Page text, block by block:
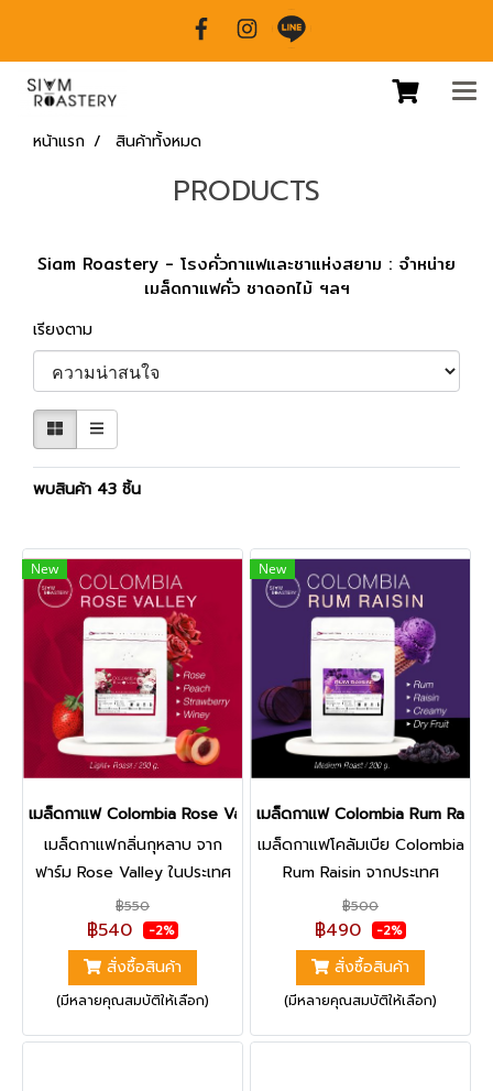
หน้าแรก สินค้าทั้งหมด
PRODUCTS
Siam Roastery - โรงคั่วกาแฟและชาแห่งสยาม : จำหน่าย
เมล็ดกาแฟคั่ว ชาดอกไม้ ฯลฯ
เรียงตาม
พบสินค้า 43 ชิ้น
New
เมล็ดกาแฟ Colombia Rose Valley - 200 g.
เมล็ดกาแฟกลิ่นกุหลาบ จาก
ฟาร์ม Rose Valley ในประเทศ
โคลัมเบีย สายพันธุ์ Caturra
ผ่านกระบวนการหมักด้วย
เอนไซม์ Anaerobic Enzyme
นำมาคั่วอ่อน Light Roast ทำให้
ได้รสชาติกาแฟโทนหอม หวาน
กลิ่นกุหลาบ สตรอว์เบอร์รี่ พีช
฿550
฿540 -2%
สั่งซื้อสินค้า
(มีหลายคุณสมบัติให้เลือก)
New
เมล็ดกาแฟ Colombia Rum
เมล็ดกาแฟโคลัมเบีย Colombia
Rum Raisin จากประเทศ
โคลัมเบีย สายพันธุ์ Caturra,
Bourbon ที่ผ่านกระบวนการ
หมักแบบ Rum Barrel +
Washed Process และเป็นคั่ว
กลาง Medium Roast ทำให้ได้
รสชาติกาแฟโทนหอม หวาน ครีม
฿500
฿490 -2%
สั่งซื้อสินค้า
(มีหลายคุณสมบัติให้เลือก)